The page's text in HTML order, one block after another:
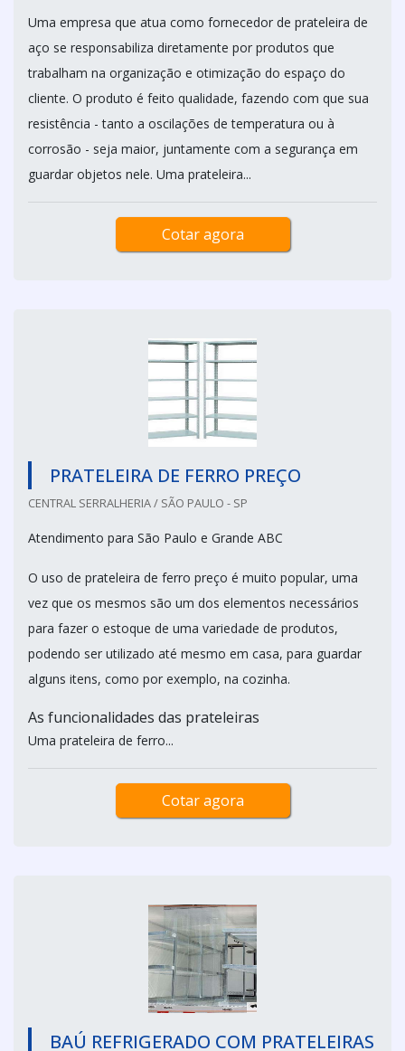
Uma empresa que atua como fornecedor de prateleira de
aço se responsabiliza diretamente por produtos que
trabalham na organização e otimização do espaço do
cliente. O produto é feito qualidade, fazendo com que sua
resistência - tanto a oscilações de temperatura ou à
corrosão - seja maior, juntamente com a segurança em
guardar objetos nele. Uma prateleira...
Cotar agora
PRATELEIRA DE FERRO PREÇO
CENTRAL SERRALHERIA / SÃO PAULO - SP
Atendimento para São Paulo e Grande ABC
O uso de prateleira de ferro preço é muito popular, uma
vez que os mesmos são um dos elementos necessários
para fazer o estoque de uma variedade de produtos,
podendo ser utilizado até mesmo em casa, para guardar
alguns itens, como por exemplo, na cozinha.
As funcionalidades das prateleiras
Uma prateleira de ferro...
Cotar agora
BAÚ REFRIGERADO COM PRATELEIRAS